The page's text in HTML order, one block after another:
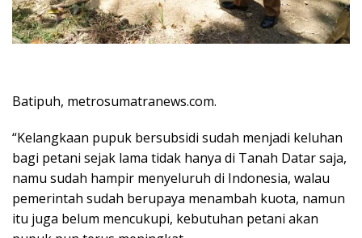
Batipuh, metrosumatranews.com.
“Kelangkaan pupuk bersubsidi sudah menjadi keluhan
bagi petani sejak lama tidak hanya di Tanah Datar saja,
namu sudah hampir menyeluruh di Indonesia, walau
pemerintah sudah berupaya menambah kuota, namun
itu juga belum mencukupi, kebutuhan petani akan